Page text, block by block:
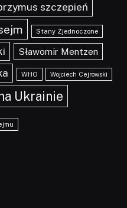
szczepień
Stany Zjednoczone
Sławomir Mentzen
WHO Wojciech Cejrowski
Ukrainie